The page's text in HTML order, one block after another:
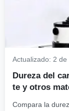
Actualizado: 2 de
Dureza del
te y otros
Compara la